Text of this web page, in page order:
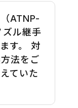
ATNP-
ル継手
す。 対
法をご
ていた